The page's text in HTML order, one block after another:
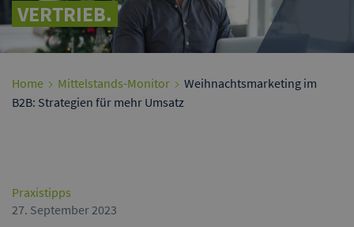
VERTRIEB.
Home Mittelstands-Monitor
Weihnachtsmarketing im
B2B: Strategien für mehr Umsatz
Praxistipps
27. September 2023